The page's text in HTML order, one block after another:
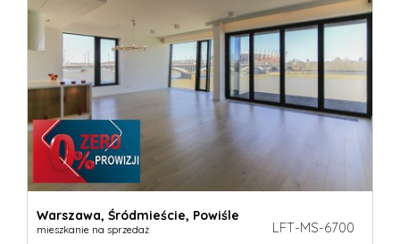
Warszawa, Śródmieście, Powiśle
mieszkanie na sprzedaż LFT-MS-6700